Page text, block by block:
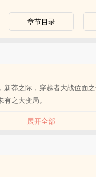
章节目录
新莽之际，穿越者大战位面之
之大变局。
己命运，他奋力向上攀爬。
代。
展开全部